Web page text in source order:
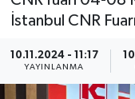
İstanbul CNR
10.11.2024 - 11:17
YAYINLANMA
KÜLTÜR-
SAĞLIK-
Son Dakika
Haber Arşivi